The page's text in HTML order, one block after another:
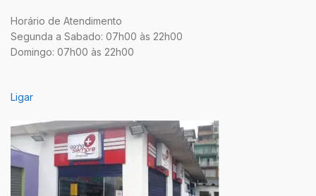
Horário de Atendimento
Segunda a Sabado: 07h00 às 22h00
Domingo: 07h00 às 22h00
Ligar